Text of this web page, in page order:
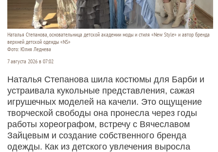
Наталья Степанова, основательница детской академии моды и стиля «New Style» и автор бренда
верхней детской одежды «NS»
Фото: Юлия Леднева
7 августа 2026 в 07:02
Наталья Степанова шила костюмы для Барби и
устраивала кукольные представления, сажая
игрушечных моделей на качели. Это ощущение
творческой свободы она пронесла через годы
работы хореографом, встречу с Вячеславом
Зайцевым и создание собственного бренда
одежды. Как из детского увлечения выросла